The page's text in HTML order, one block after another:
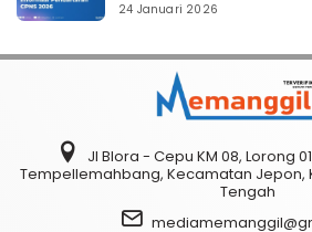
24 Januari 2026
Jl Blora - Cepu KM 08, Lorong
Tempellemahbang, Kecamatan Jepon,
Tengah